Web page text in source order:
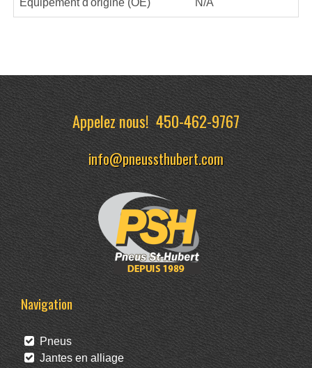
Équipement d'origine (OE) N/A
Appelez nous!450-462-9767
info@pneussthubert.com
Navigation
Pneus
Jantes en alliage